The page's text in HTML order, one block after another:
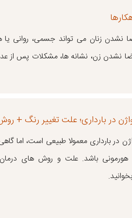
نشدن زنان می تواند جسمی، روانی یا
نشدن زن، نشانه ها، مشکلات پس از
در بارداری؛ علت تغییر رنگ +
در بارداری معمولا طبیعی است، اما
هورمونی باشد. علت و روش های